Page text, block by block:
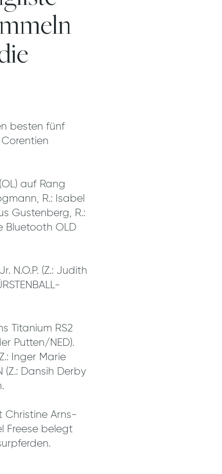
besten fünf
Corentien
auf Rang
R.: Isabel
Gustenberg, R.:
Bluetooth OLD
N.O.P. (Z.: Judith
Titanium RS2
Putten/NED).
Inger Marie
(Z.: Dansih Derby
Christine Arns-
Freese belegt